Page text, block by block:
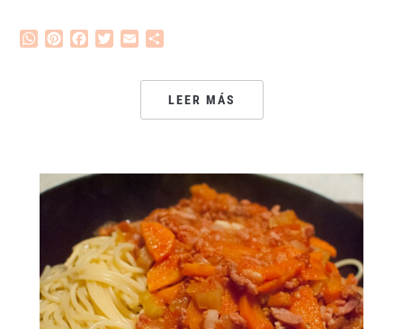
WhatsApp
PinterestFacebook
Twitter
Email
LEER MÁS